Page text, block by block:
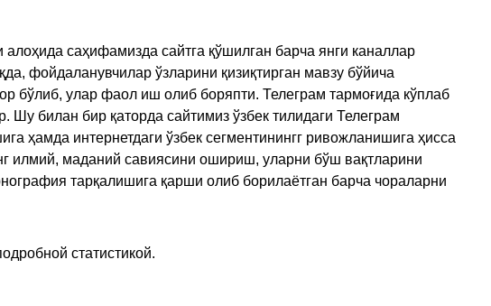
саҳифамизда сайтга қўшилган барча янги каналлар
фойдаланувчилар ўзларини қизиқтирган мавзу бўйича
бўлиб, улар фаол иш олиб боряпти. Телеграм тармоғида кўплаб
билан бир қаторда сайтимиз ўзбек тилидаги Телеграм
ҳамда интернетдаги ўзбек сегментинингг ривожланишига ҳисса
илмий, маданий савиясини ошириш, уларни бўш вақтларини
тарқалишига қарши олиб борилаётган барча чораларни
статистикой.